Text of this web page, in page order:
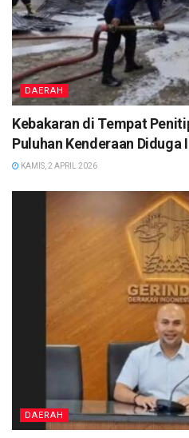
DAERAH
Kebakaran di Tempat
Puluhan Kenderaan Diduga
KAMIS, 2 APRIL 2026
DAERAH